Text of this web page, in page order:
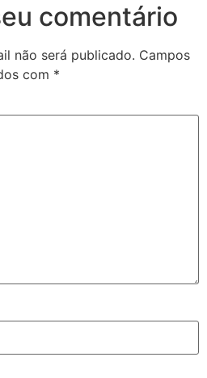
comentário
não será publicado. Campos
com *